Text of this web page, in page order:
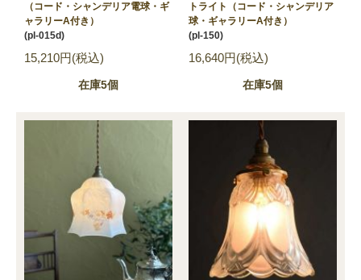
（コード・シャンデリア電球・ギ
ャラリーA付き）
(pl-015d)
15,210円(税込)
在庫5個
トライト（コード・シャンデリア
球・ギャラリーA付き）
(pl-150)
16,640円(税込)
在庫5個